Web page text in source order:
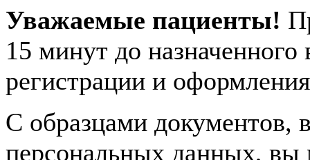
Уважаемые пациенты!
15 минут до
регистрации и
С образцами документов,
персональных данных, вы